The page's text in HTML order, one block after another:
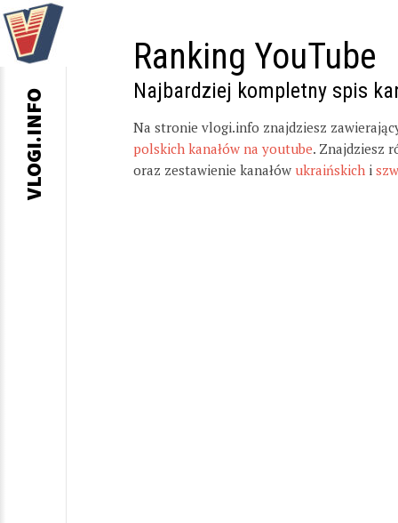
Ranking YouTube
Najbardziej kompletny spis
Na stronie vlogi.info znajdziesz
polskich kanałów na youtube. Znajdziesz
oraz zestawienie kanałów ukraińskich i
VLOGI.INFO